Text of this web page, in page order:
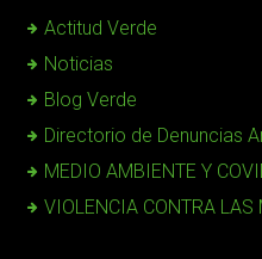
Actitud Verde
Noticias
Blog Verde
Directorio de Denuncias
MEDIO AMBIENTE Y
VIOLENCIA CONTRA LAS